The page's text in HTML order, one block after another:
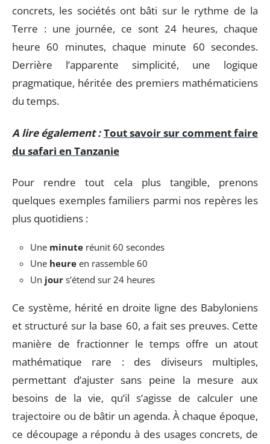
concrets, les sociétés ont bâti sur le rythme de la
Terre : une journée, ce sont 24 heures, chaque
heure 60 minutes, chaque minute 60 secondes.
Derrière l’apparente simplicité, une logique
pragmatique, héritée des premiers mathématiciens
du temps.
A lire également : Tout savoir sur comment faire
du safari en Tanzanie
Pour rendre tout cela plus tangible, prenons
quelques exemples familiers parmi nos repères les
plus quotidiens :
Une minute réunit 60 secondes
Une heure en rassemble 60
Un jour s’étend sur 24 heures
Ce système, hérité en droite ligne des Babyloniens
et structuré sur la base 60, a fait ses preuves. Cette
manière de fractionner le temps offre un atout
mathématique rare : des diviseurs multiples,
permettant d’ajuster sans peine la mesure aux
besoins de la vie, qu’il s’agisse de calculer une
trajectoire ou de bâtir un agenda. À chaque époque,
ce découpage a répondu à des usages concrets, de